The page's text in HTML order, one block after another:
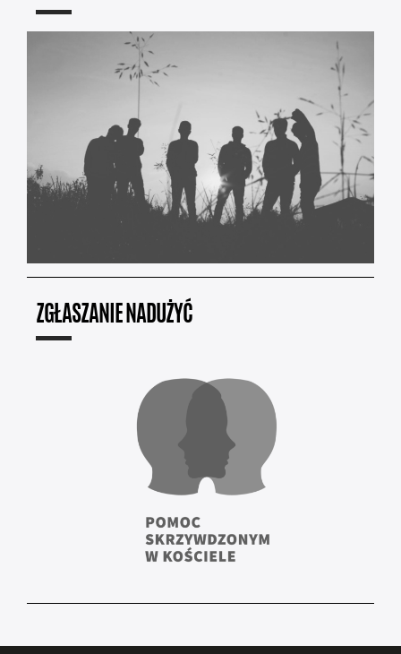
ZGŁASZANIE NADUŻYĆ